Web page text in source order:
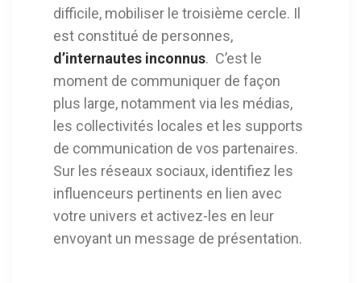
difficile, mobiliser le troisième cercle. Il
est constitué de personnes,
d’internautes inconnus. C’est le
moment de communiquer de façon
plus large, notamment via les médias,
les collectivités locales et les supports
de communication de vos partenaires.
Sur les réseaux sociaux, identifiez les
influenceurs pertinents en lien avec
votre univers et activez-les en leur
envoyant un message de présentation.